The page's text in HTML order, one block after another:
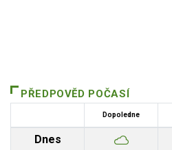
PŘEDPOVĚD POČASÍ
Dopoledne
Dnes